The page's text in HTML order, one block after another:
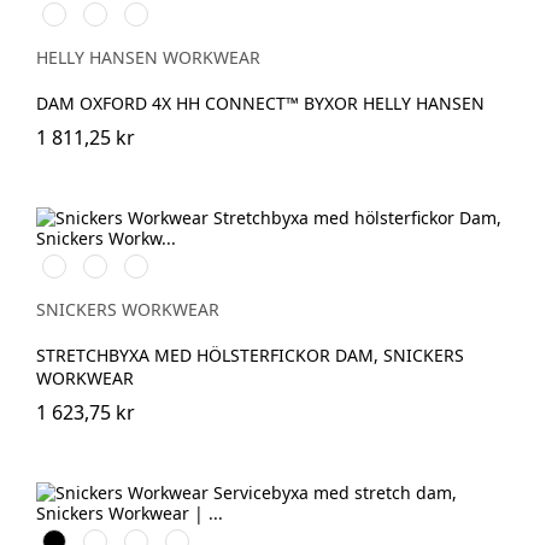
990
BLACK
474
SPRUCE/DARKEST
SPRUCE
599
NAVY/EBONY
HELLY HANSEN WORKWEAR
DAM OXFORD 4X HH CONNECT™ BYXOR HELLY HANSEN
1 811,25 kr
Stålgrå/Svart
Khakigrön/Svart
Marinblå/Svart
SNICKERS WORKWEAR
STRETCHBYXA MED HÖLSTERFICKOR DAM, SNICKERS
WORKWEAR
1 623,75 kr
Svart StålgråMarinblåKhakigrön